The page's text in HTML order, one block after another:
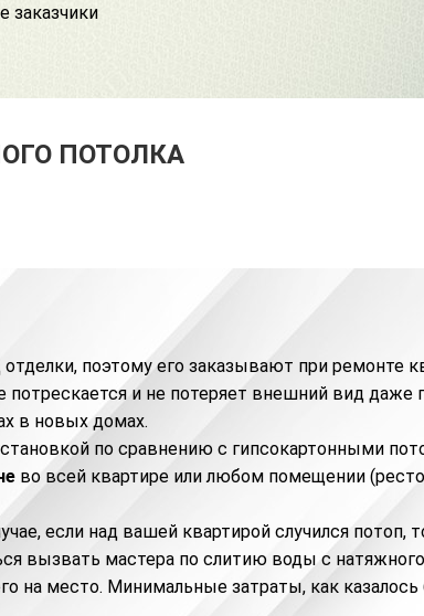
заказчики
ПОТОЛКА
поэтому его заказывают при ремонте
и не потеряет внешний вид даже
в новых домах.
по сравнению с гипсокартонными
во всей квартире или любом помещении
если над вашей квартирой случился потоп,
вызвать мастера послитию воды с
на место. Минимальные затраты, как